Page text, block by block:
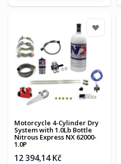
Motorcycle 4-Cylinder Dry
System with 1.0Lb Bottle
Nitrous Express NX 62000-
1.0P
12 394,14 Kč